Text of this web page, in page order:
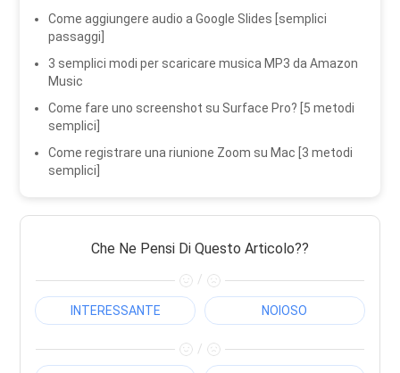
Come aggiungere audio a Google Slides [semplici
passaggi]
3 semplici modi per scaricare musica MP3 da Amazon
Music
Come fare uno screenshot su Surface Pro? [5 metodi
semplici]
Come registrare una riunione Zoom su Mac [3 metodi
semplici]
Che Ne Pensi Di Questo Articolo??
/
INTERESSANTE NOIOSO
/